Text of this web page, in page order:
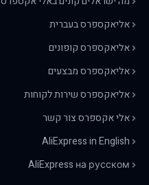
אליאקספרס בעברית
אליאקספרס קופונים
אליאקספרס מבצעים
אליאקספרס שירות לקוחות
אלי אקספרס צור קשר
AliExpress in English
AliExpress на русском